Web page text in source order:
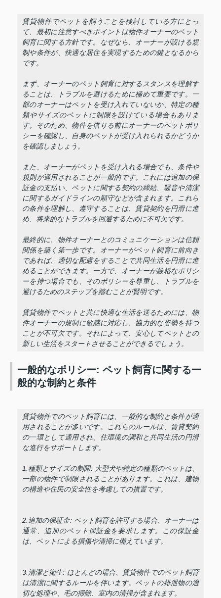
賃貸物件でペットを飼うことを検討している方にとっ
て、最初に注意すべきポイントは物件オーナーのペット
飼育に関する方針です。なぜなら、オーナーが設ける規
制や条件が、快適な居住を実現するための鍵となるから
です。
まず、オーナーのペット飼育に対するスタンスを理解す
ることは、トラブルを避けるために極めて重要です。一
部のオーナーはペットを受け入れていないか、特定の種
類やサイズのペットに制限を設けている場合もありま
す。そのため、物件を借りる前にオーナーのペットポリ
シーを確認し、自身のペットが受け入れられるかどうか
を確認しましょう。
また、オーナーがペットを受け入れる場合でも、条件や
規則が適用されることが一般的です。これには追加の保
証金の支払い、ペットに関する契約の締結、騒音や清潔
に関するガイドラインの順守などが含まれます。これら
の条件を理解し、遵守することは、賃貸契約を円滑に進
め、将来的なトラブルを回避するために不可欠です。
最終的に、物件オーナーとのコミュニケーションは信頼
関係を築く第一歩です。オーナーがペット飼育に前向き
であれば、適切な配慮をすることで共同生活を円滑に進
めることができます。一方で、オーナーが厳格なポリシ
ーを持つ場合でも、そのポリシーを尊重し、トラブルを
避けるためのステップを踏むことが賢明です。
賃貸物件でペットと共に快適な生活を送るためには、物
件オーナーの規制に敏感に対応し、協力的な姿勢を持つ
ことが不可欠です。それによって、安心してペットとの
新しい生活をスタートさせることができるでしょう。
一般的なポリシー: ペット飼育に関する一
般的な制約と条件
賃貸物件でのペット飼育には、一般的な制約と条件が適
用されることが多いです。これらのルールは、賃貸契約
の一環として適用され、住環境の調和と共同生活の円滑
な進行をサポートします。
1.種類とサイズの制限: 大型犬や特定の種類のペットは、
一部の物件で制限されることがあります。これは、建物
の構造や住民の安全性を考慮しての措置です。
2.追加の保証金: ペット飼育を許可する場合、オーナーは
通常、追加のペット保証金を要求します。この保証金
は、ペットによる損傷や清掃に備えています。
3.清潔と衛生: ほとんどの場合、賃貸物件でのペット飼育
は清潔に関するルールを伴います。ペットの排泄物の適
切な処理や、毛の掃除、室内の清掃が含まれます。